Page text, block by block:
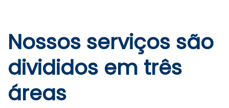
Nossos serviços são
divididos em três
áreas